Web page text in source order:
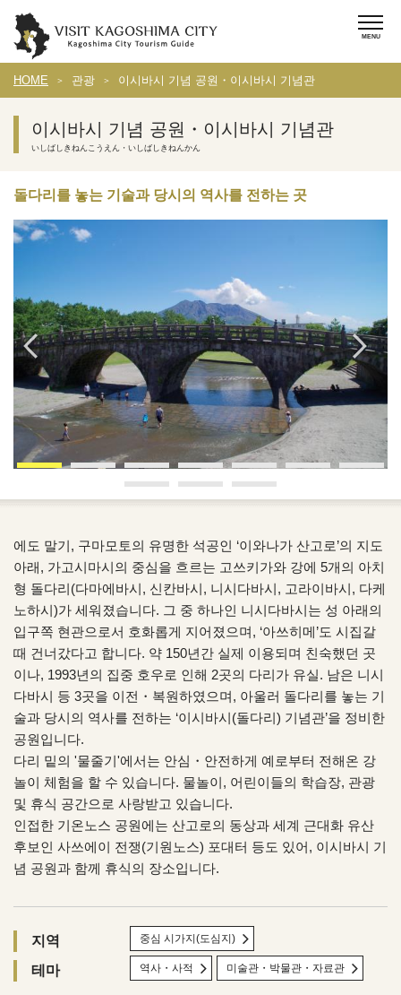
HOME 관광 이시바시 기념 공원・이시바시 기념관
이시바시 기념 공원・이시바시 기념관
いしばしきねんこうえん・いしばしきねんかん
돌다리를 놓는 기술과 당시의 역사를 전하는 곳
에도 말기, 구마모토의 유명한 석공인 ‘이와나가 산고로’의 지도
아래, 가고시마시의 중심을 흐르는 고쓰키가와 강에 5개의 아치
형 돌다리(다마에바시, 신칸바시, 니시다바시, 고라이바시, 다케
노하시)가 세워졌습니다. 그 중 하나인 니시다바시는 성 아래의
입구쪽 현관으로서 호화롭게 지어졌으며, ‘아쓰히메’도 시집갈
때 건너갔다고 합니다. 약 150년간 실제 이용되며 친숙했던 곳
이나, 1993년의 집중 호우로 인해 2곳의 다리가 유실. 남은 니시
다바시 등 3곳을 이전・복원하였으며, 아울러 돌다리를 놓는 기
술과 당시의 역사를 전하는 ‘이시바시(돌다리) 기념관’을 정비한
공원입니다.
다리 밑의 '물줄기'에서는 안심・안전하게 예로부터 전해온 강
놀이 체험을 할 수 있습니다. 물놀이, 어린이들의 학습장, 관광
및 휴식 공간으로 사랑받고 있습니다.
인접한 기온노스 공원에는 산고로의 동상과 세계 근대화 유산
후보인 사쓰에이 전쟁(기원노스) 포대터 등도 있어, 이시바시 기
념 공원과 함께 휴식의 장소입니다.
지역 중심 시가지(도심지)
테마 역사・사적 미술관・박물관・자료관